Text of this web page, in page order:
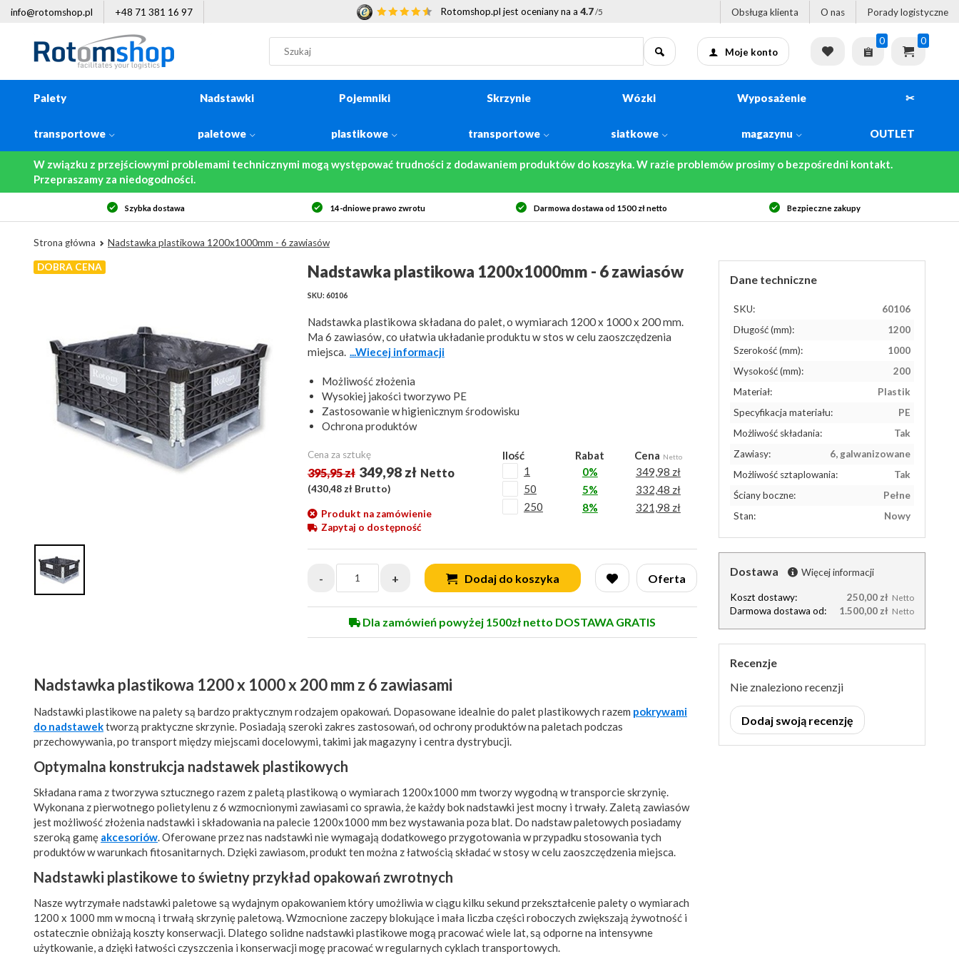
info@rotomshop.pl +48 71 381 16 97 Rotomshop.pl jest oceniany na a 4.7/5 Obsługa klienta O nas Porady logistyczne
Moje konto
0 0
Palety
transportowe
Nadstawki
paletowe
Pojemniki
plastikowe
Skrzynie
transportowe
Wózki
siatkowe
Wyposażenie
magazynu
✂
OUTLET
W związku z przejściowymi problemami technicznymi mogą występować trudności z dodawaniem produktów do koszyka. W razie problemów prosimy o bezpośredni kontakt.
Przepraszamy za niedogodności.
Szybka dostawa 14-dniowe prawo zwrotu Darmowa dostawa od 1500 zł netto Bezpieczne zakupy
Strona główna Nadstawka plastikowa 1200x1000mm - 6 zawiasów
DOBRA CENA Nadstawka plastikowa 1200x1000mm - 6 zawiasów
SKU: 60106
Nadstawka plastikowa składana do palet, o wymiarach 1200 x 1000 x 200 mm.
Ma 6 zawiasów, co ułatwia układanie produktu w stos w celu zaoszczędzenia
miejsca. ...Wiecej informacji
Możliwość złożenia
Wysokiej jakości tworzywo PE
Zastosowanie w higienicznym środowisku
Ochrona produktów
Cena za sztukę
395,95 zł 349,98 zł Netto
(430,48 zł Brutto)
Produkt na zamówienie
Zapytaj o dostępność
Ilość Rabat Cena Netto
1 0%
349,98 zł
50
5%
332,48 zł
250
8% 321,98 zł
- + Dodaj do koszyka Oferta
Dla zamówień powyżej 1500zł netto DOSTAWA GRATIS
Nadstawka plastikowa 1200 x 1000 x 200 mm z 6 zawiasami
Nadstawki plastikowe na palety są bardzo praktycznym rodzajem opakowań. Dopasowane idealnie do palet plastikowych razem pokrywami
do nadstawektworzą praktyczne skrzynie. Posiadają szeroki zakres zastosowań, od ochrony produktów na paletach podczas
przechowywania, po transport między miejscami docelowymi, takimi jak magazyny i centra dystrybucji.
Optymalna konstrukcja nadstawek plastikowych
Składana rama z tworzywa sztucznego razem z paletą plastikową o wymiarach 1200x1000 mm tworzy wygodną w transporcie skrzynię.
Wykonana z pierwotnego polietylenu z 6 wzmocnionymi zawiasami co sprawia, że ​​każdy bok nadstawki jest mocny i trwały. Zaletą zawiasów
jest możliwość złożenia nadstawki i składowania na palecie 1200x1000 mm bez wystawania poza blat. Do nadstaw paletowych posiadamy
szeroką gamę akcesoriów. Oferowane przez nas nadstawki nie wymagają dodatkowego przygotowania w przypadku stosowania tych
produktów w warunkach fitosanitarnych. Dzięki zawiasom, produkt ten można z łatwością składać w stosy w celu zaoszczędzenia miejsca.
Nadstawki plastikowe to świetny przykład opakowań zwrotnych
Nasze wytrzymałe nadstawki paletowe są wydajnym opakowaniem który umożliwia w ciągu kilku sekund przekształcenie palety o wymiarach
1200 x 1000 mm w mocną i trwałą skrzynię paletową. Wzmocnione zaczepy blokujące i mała liczba części roboczych zwiększają żywotność i
ostatecznie obniżają koszty konserwacji. Dlatego solidne nadstawki plastikowe mogą pracować wiele lat, są odporne na intensywne
użytkowanie, a dzięki łatwości czyszczenia i konserwacji mogę pracować w regularnych cyklach transportowych.
Dane techniczne
SKU:
60106
Długość (mm):
1200
Szerokość (mm):
1000
Wysokość (mm):
200
Materiał:
Plastik
Specyfikacja materiału:
PE
Możliwość składania:
Tak
Zawiasy:
6, galwanizowane
Możliwość sztaplowania:
Tak
Ściany boczne:
Pełne
Stan:
Nowy
Dostawa Więcej informacji
Koszt dostawy: 250,00 zł Netto
Darmowa dostawa od: 1.500,00 zł Netto
Recenzje
Nie znaleziono recenzji
Dodaj swoją recenzję